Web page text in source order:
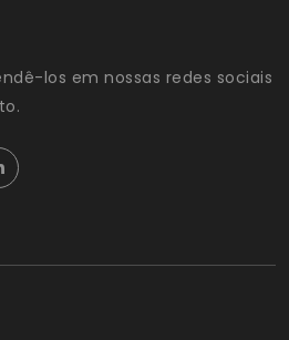
los em nossas redes sociais